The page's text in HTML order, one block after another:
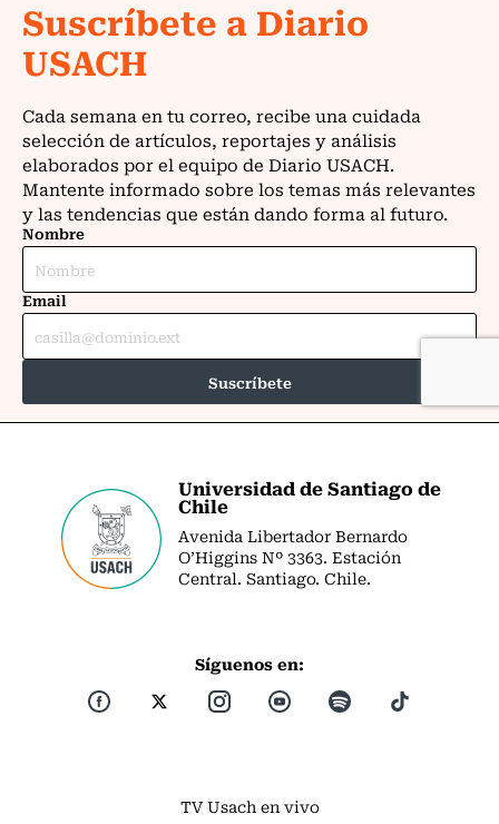
Universidad de Santiago de
Chile
Avenida Libertador Bernardo
O’Higgins Nº 3363. Estación
Central. Santiago. Chile.
Síguenos en:
TV Usach en vivo